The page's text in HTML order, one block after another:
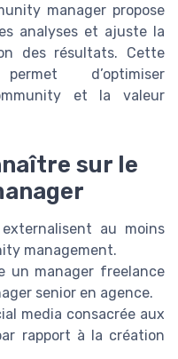
manager propose
analyses et ajuste la
des résultats. Cette
d’optimiser
et la valeur
sur le
au moins
management.
un manager freelance
senior en agence.
media consacrée aux
rapport à la création